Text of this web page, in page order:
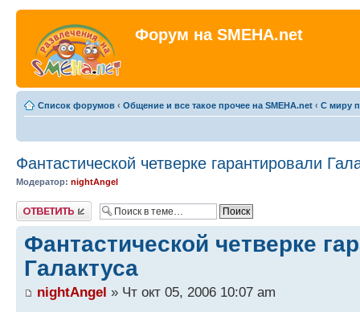
Форум на SMEHA.net
Список форумов ‹ Общение и все такое прочее на SMEHA.net ‹ С миру
Фантастической четверке гарантировали
Модератор: nightAngel
Ответить
Фантастической четверке
Галактуса
nightAngel » Чт окт 05, 2006 10:07 am